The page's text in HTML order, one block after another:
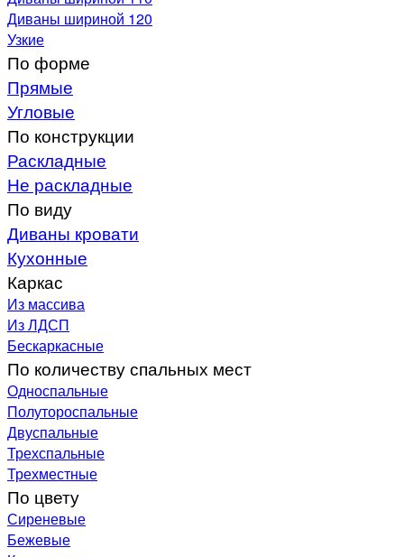
Диваны шириной 120
Узкие
По форме
Прямые
Угловые
По конструкции
Раскладные
Не раскладные
По виду
Диваны кровати
Кухонные
Каркас
Из массива
Из ЛДСП
Бескаркасные
По количеству спальных мест
Односпальные
Полутороспальные
Двуспальные
Трехспальные
Трехместные
По цвету
Сиреневые
Бежевые